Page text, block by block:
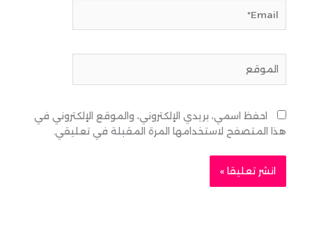
احفظ اسمي، بريدي الإلكتروني، والموقع الإلكتروني في
هذا المتصفح لاستخدامها المرة المقبلة في تعليقي.